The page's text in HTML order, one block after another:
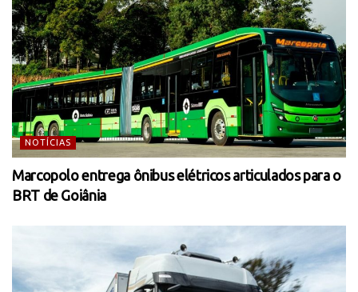
NOTÍCIAS
Marcopolo entrega ônibus elétricos articulados para o
BRT de Goiânia